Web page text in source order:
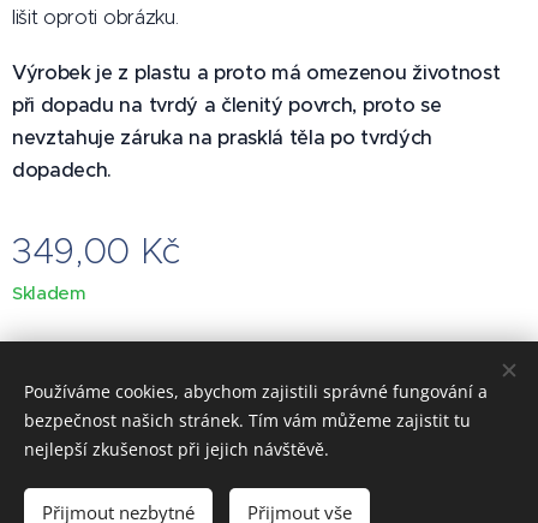
lišit oproti obrázku.
Výrobek je z plastu a proto má omezenou životnost
při dopadu na tvrdý a členitý povrch, proto se
nevztahuje záruka na prasklá těla po tvrdých
dopadech.
349,00 Kč
Skladem
Do košíku
Obrázky poskytlPexels
Vytvořeno službouWebnode Cookies
Používáme cookies, abychom zajistili správné fungování a
bezpečnost našich stránek. Tím vám můžeme zajistit tu
nejlepší zkušenost při jejich návštěvě.
Přijmout nezbytné Přijmout vše